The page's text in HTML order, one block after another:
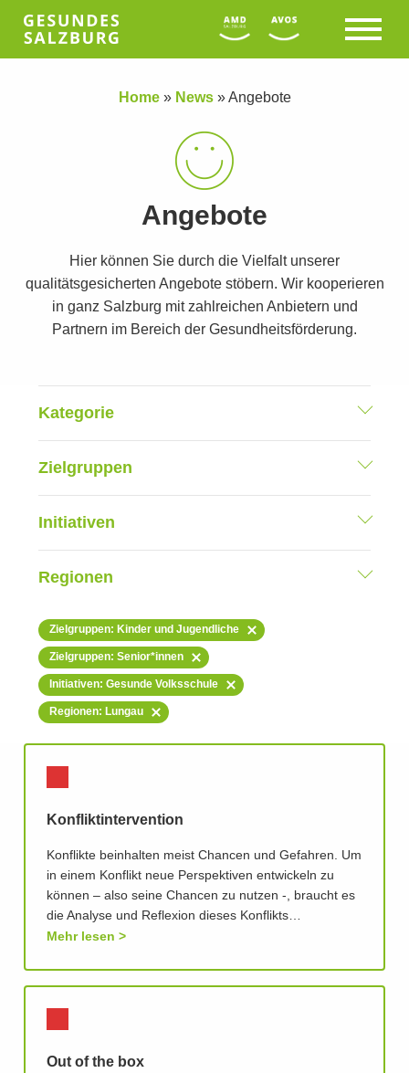
Home» News»Angebote
Angebote
Hier können Sie durch die Vielfalt unserer
qualitätsgesicherten Angebote stöbern. Wir kooperieren
in ganz Salzburg mit zahlreichen Anbietern und
Partnern im Bereich der Gesundheitsförderung.
Kategorie
Zielgruppen
Initiativen
Regionen
Zielgruppen: Kinder und Jugendliche
Zielgruppen: Senior*innen
Initiativen: Gesunde Volksschule
Regionen: Lungau
Konfliktintervention
Konflikte beinhalten meist Chancen und Gefahren. Um
in einem Konflikt neue Perspektiven entwickeln zu
können – also seine Chancen zu nutzen -, braucht es
die Analyse und Reflexion dieses Konflikts…
Mehr lesen
Out of the box